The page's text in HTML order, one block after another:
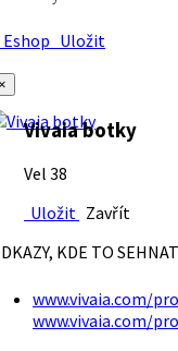
Uložit
Vivaia botky
Vel 38
Uložit Zavřít
KDE TO SEHNAT
www.vivaia.com/
www.vivaia.com/